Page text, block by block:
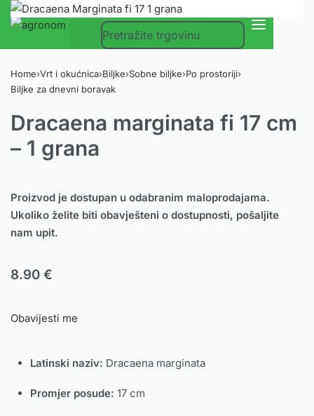
Home›Vrt i okućnica›Biljke›Sobne biljke›Po prostoriji›
Biljke za dnevni boravak
Dracaena marginata fi 17 cm
– 1 grana
Proizvod je dostupan u odabranim maloprodajama.
Ukoliko želite biti obavješteni o dostupnosti, pošaljite
nam upit.
8.90 €
Obavijesti me
Latinski naziv: Dracaena marginata
Promjer posude: 17 cm